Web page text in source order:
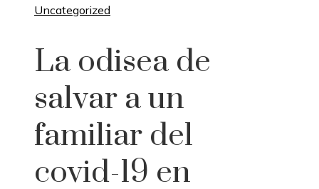
Uncategorized
La odisea de
salvar a un
familiar del
covid-19 en